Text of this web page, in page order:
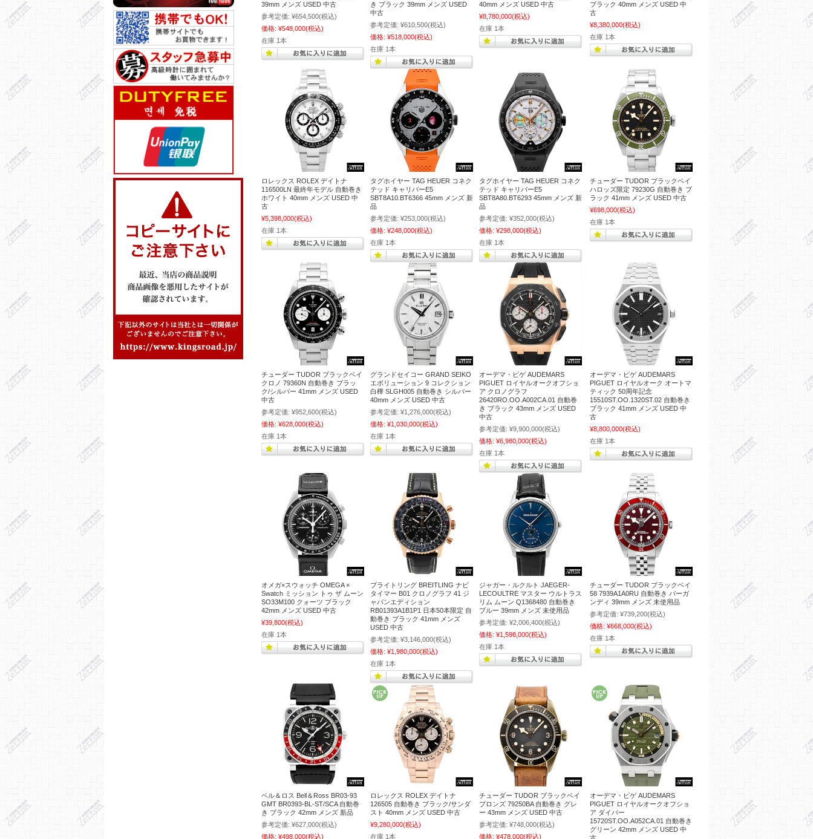
39mm メンズ USED 中古
参考定価: ¥654,500(税込)
価格: ¥548,000(税込)
在庫 1本
き ブラック 39mm メンズ USED
中古
参考定価: ¥610,500(税込)
価格: ¥518,000(税込)
在庫 1本
40mm メンズ USED 中古
¥8,780,000(税込)
在庫 1本
ブラック 40mm メンズ USED 中
古
¥8,380,000(税込)
在庫 1本
ロレックス ROLEX デイトナ
116500LN 最終年モデル 自動巻き
ホワイト 40mm メンズ USED 中
古
¥5,398,000(税込)
在庫 1本
タグホイヤー TAG HEUER コネク
テッド キャリバーE5
SBT8A10.BT6366 45mm メンズ 新
品
参考定価: ¥253,000(税込)
価格: ¥248,000(税込)
在庫 1本
タグホイヤー TAG HEUER コネク
テッド キャリバーE5
SBT8A80.BT6293 45mm メンズ 新
品
参考定価: ¥352,000(税込)
価格: ¥298,000(税込)
在庫 1本
チューダー TUDOR ブラックベイ
ハロッズ限定 79230G 自動巻き ブ
ラック 41mm メンズ USED 中古
¥698,000(税込)
在庫 1本
チューダー TUDOR ブラックベイ
クロノ 79360N 自動巻き ブラッ
ク/シルバー 41mm メンズ USED
中古
参考定価: ¥952,600(税込)
価格: ¥628,000(税込)
在庫 1本
グランドセイコー GRAND SEIKO
エボリューション 9 コレクション
白樺 SLGH005 自動巻き シルバー
40mm メンズ USED 中古
参考定価: ¥1,276,000(税込)
価格: ¥1,030,000(税込)
在庫 1本
オーデマ・ピゲ AUDEMARS
PIGUET ロイヤルオークオフショ
ア クロノグラフ
26420RO.OO.A002CA.01 自動巻
き ブラック 43mm メンズ USED
中古
参考定価: ¥9,900,000(税込)
価格: ¥6,980,000(税込)
在庫 1本
オーデマ・ピゲ AUDEMARS
PIGUET ロイヤルオーク オートマ
ティック 50周年記念
15510ST.OO.1320ST.02 自動巻き
ブラック 41mm メンズ USED 中
古
¥8,800,000(税込)
在庫 1本
オメガ×スウォッチ OMEGA ×
Swatch ミッション トゥ ザ ムーン
SO33M100 クォーツ ブラック
42mm メンズ USED 中古
¥39,800(税込)
在庫 1本
ブライトリング BREITLING ナビ
タイマー B01 クロノグラフ 41 ジ
ャパンエディション
RB01393A1B1P1 日本50本限定 自
動巻き ブラック 41mm メンズ
USED 中古
参考定価: ¥3,146,000(税込)
価格: ¥1,980,000(税込)
在庫 1本
ジャガー・ルクルト JAEGER-
LECOULTRE マスター ウルトラス
リム ムーン Q1368480 自動巻き
ブルー 39mm メンズ 未使用品
参考定価: ¥2,006,400(税込)
価格: ¥1,598,000(税込)
在庫 1本
チューダー TUDOR ブラックベイ
58 7939A1A0RU 自動巻き バーガ
ンディ 39mm メンズ 未使用品
参考定価: ¥739,200(税込)
価格: ¥668,000(税込)
在庫 1本
ベル＆ロス Bell＆Ross BR03-93
GMT BR0393-BL-ST/SCA 自動巻
き ブラック 42mm メンズ 新品
参考定価: ¥627,000(税込)
価格: ¥498,000(税込)
ロレックス ROLEX デイトナ
126505 自動巻き ブラック/サンダ
スト 40mm メンズ USED 中古
¥9,280,000(税込)
在庫 1本
チューダー TUDOR ブラックベイ
ブロンズ 79250BA 自動巻き グレ
ー 43mm メンズ USED 中古
参考定価: ¥748,000(税込)
価格: ¥478,000(税込)
オーデマ・ピゲ AUDEMARS
PIGUET ロイヤルオークオフショ
ア ダイバー
15720ST.OO.A052CA.01 自動巻き
グリーン 42mm メンズ USED 中